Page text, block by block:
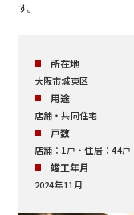
す。
所在地
大阪市城東区
用途
店舗・共同住宅
戸数
店舗：1戸・住居：44戸
竣工年月
2024年11月